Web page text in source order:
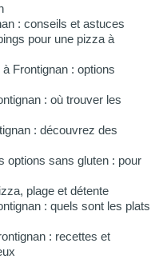
: conseils et astuces
pour une pizza à
Frontignan : options
: où trouver les
: découvrez des
options sans gluten : pour
plage et détente
: quels sont les plats
: recettes et